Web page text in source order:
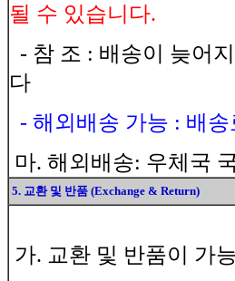
될 수 있습니다.
- 참 조 : 배송이 늦어
다
- 해외배송 가능 : 배
마. 해외배송: 우체국
5. 교환 및 반품 (Exchange & Return)
가. 교환 및 반품이 가